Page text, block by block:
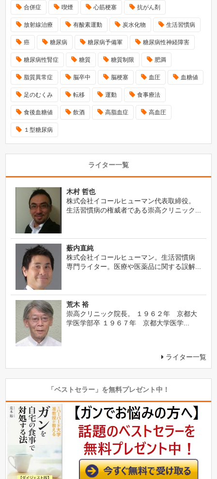
合併症 喫煙 心筋梗塞 抗がん剤
放射線治療 有酸素運動 炭水化物 生活習慣病
癌 糖尿病 糖尿病予備軍 糖尿病性神経障害
糖尿病性腎症 糖質 糖質制限 肥満
脂質異常症 脳卒中 脳梗塞 血圧 血糖値
足のむくみ 転移 運動 食事療法
食後血糖値 飲酒 高脂血症 高血圧
１型糖尿病
ライター一覧
木村 哲也
株式会社イコールヒューマン代表取締役。
生活習慣病の権威者である崇高クリニック...
薮内直純
株式会社イコールヒューマン。生活習慣病
専門ライター。医療や医薬品に関する誤解...
荒木 裕
崇高クリニック院長。 １９６２年 京都大
学医学部卒 １９６７年 京都大学医学...
ライター一覧
「ベストセラー」を無料プレゼント中！